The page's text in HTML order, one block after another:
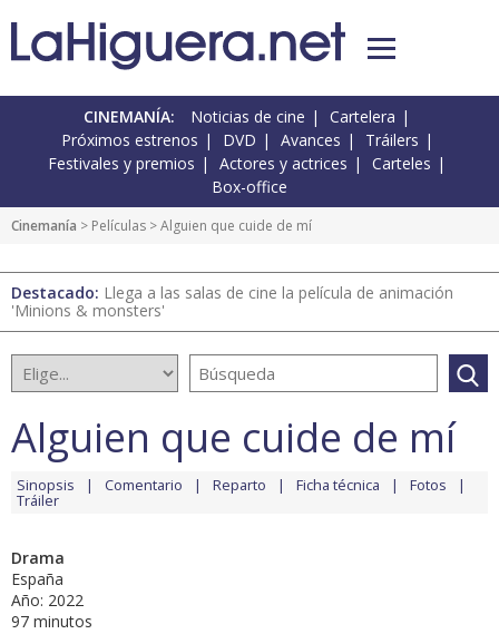
CINEMANÍA: Noticias de cine
Cartelera
Próximos estrenos
DVD Avances
Tráilers
Festivales y premios
Actores y actrices
Carteles
Box-office
Cinemanía > Películas > Alguien que cuide de mí
Destacado: Llega a las salas de cine la película de animación
'Minions & monsters'
Alguien que cuide de mí
Sinopsis Comentario Reparto Ficha técnica Fotos
Tráiler
Drama
España
Año: 2022
97 minutos